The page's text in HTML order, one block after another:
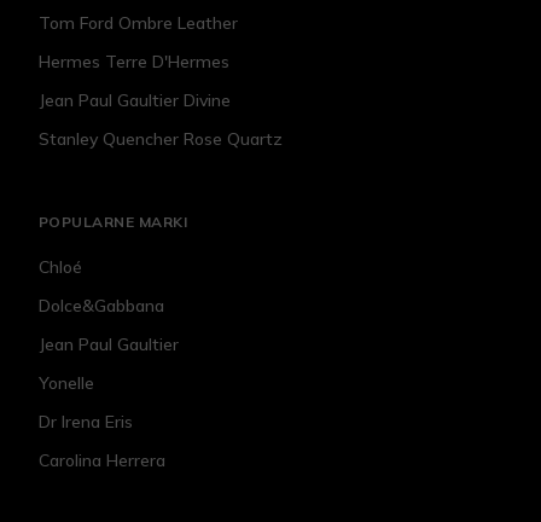
Tom Ford Ombre Leather
Hermes Terre D'Hermes
Jean Paul Gaultier Divine
Stanley Quencher Rose Quartz
POPULARNE MARKI
Chloé
Dolce&Gabbana
Jean Paul Gaultier
Yonelle
Dr Irena Eris
Carolina Herrera